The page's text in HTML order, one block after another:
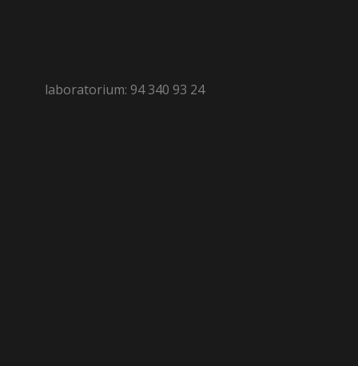
laboratorium: 94 340 93 24